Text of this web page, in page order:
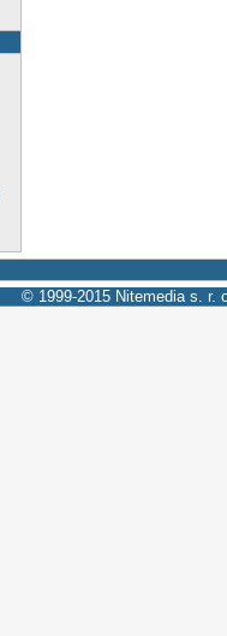
© 1999-2015 Nitemedia s. r.